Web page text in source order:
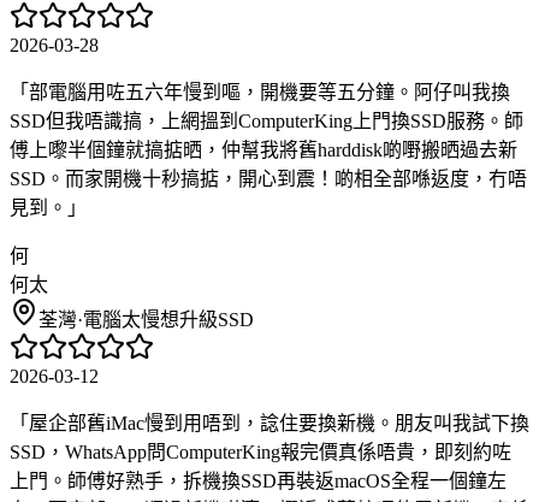
2026-03-28
「 部電腦用咗五六年慢到嘔，開機要等五分鐘。阿仔叫我換
SSD但我唔識搞，上網搵到ComputerKing上門換SSD服務。師
傅上嚟半個鐘就搞掂晒，仲幫我將舊harddisk啲嘢搬晒過去新
SSD。而家開機十秒搞掂，開心到震！啲相全部喺返度，冇唔
見到。 」
何
何太
荃灣·電腦太慢想升級SSD
2026-03-12
「 屋企部舊iMac慢到用唔到，諗住要換新機。朋友叫我試下換
SSD，WhatsApp問ComputerKing報完價真係唔貴，即刻約咗
上門。師傅好熟手，拆機換SSD再裝返macOS全程一個鐘左